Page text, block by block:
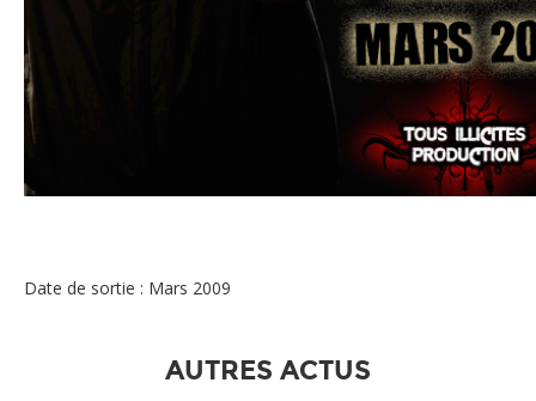
Date de sortie : Mars 2009
AUTRES ACTUS